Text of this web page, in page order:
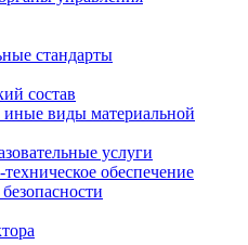
стандарты
состав
виды материальной
услуги
обеспечение